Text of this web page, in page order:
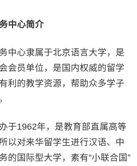
中心简介
心隶属于北京语言大学，是
会员单位，是国内权威的留学
利的教学资源，帮助众多学子
1962年，是教育部直属高等
以对来华留学生进行汉语、中
的国际型大学，素有“小联合国”